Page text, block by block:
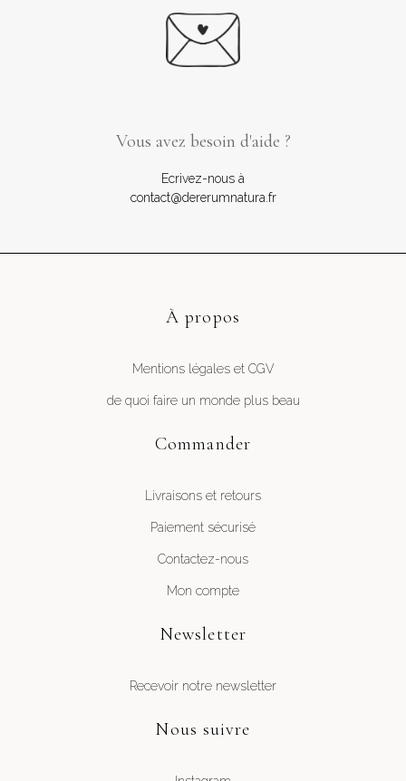
Vous avez besoin d'aide ?
Ecrivez-nous à
contact@dererumnatura.fr
À propos
Mentions légales et CGV
de quoi faire un monde plus beau
Commander
Livraisons et retours
Paiement sécurisé
Contactez-nous
Mon compte
Newsletter
Recevoir notre newsletter
Nous suivre